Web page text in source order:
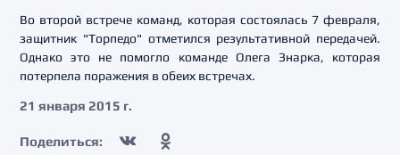
Во второй встрече команд, которая состоялась 7 февраля,
защитник "Торпедо" отметился результативной передачей.
Однако это не помогло команде Олега Знарка, которая
потерпела поражения в обеих встречах.
21 января 2015 г.
Поделиться: